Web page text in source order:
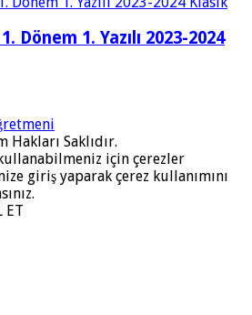
Dönem 1. Yazılı 2023-2024
Saklıdır.
için çerezler
giriş yaparak çerez kullanımını
ET